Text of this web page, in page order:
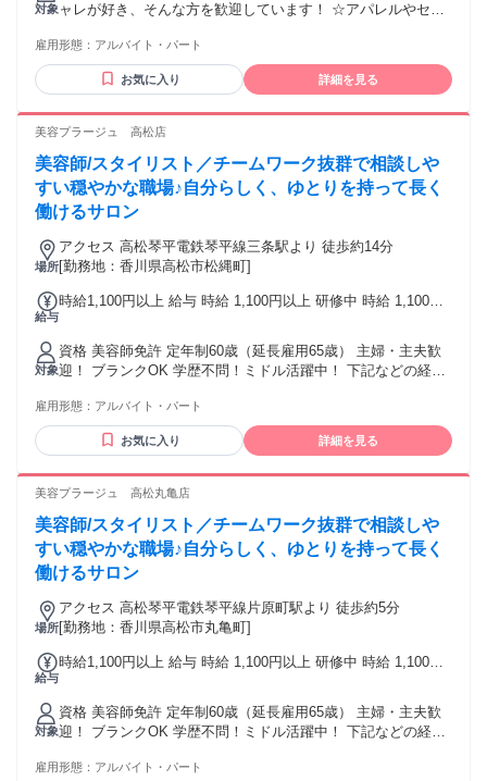
対象 ャレが好き、そんな方を歓迎しています！ ☆アパレルやセレ
迎！ ☆経験に応じ採用の優遇/時給考慮あります。 【こんな
方におすすめ！】 ★アパレルが好きな方 ★誰かを可愛く・か
っこよく変身させるのが好き！ ・・・そんなあなたにピッタ
働けます。
雇用形態： アルバイト・パート
お気に入り 詳細を見る
美容プラージュ 高松店
美容師/スタイリスト／チームワーク抜群で相談しや
すい穏やかな職場♪自分らしく、ゆとりを持って長く
働けるサロン
場所
アクセス 高松琴平電鉄琴平線三条駅より 徒歩約14分
[勤務地：香川県高松市松縄町]
給与
時給1,100円以上 給与 時給 1,100円以上 研修中 時給 1,100円
対象
資格 美容師免許 定年制60歳（延長雇用65歳） 主婦・主夫歓
迎！ ブランクOK 学歴不問！ミドル活躍中！ 下記などの経験
店・ヘアカラー専門店・美容サロンなどでの 理容師/美容師
スタイリスト、ヘアセット、ヘッドスパなどの経験
雇用形態： アルバイト・パート
お気に入り 詳細を見る
美容プラージュ 高松丸亀店
美容師/スタイリスト／チームワーク抜群で相談しや
すい穏やかな職場♪自分らしく、ゆとりを持って長く
働けるサロン
場所
アクセス 高松琴平電鉄琴平線片原町駅より 徒歩約5分
[勤務地：香川県高松市丸亀町]
給与
時給1,100円以上 給与 時給 1,100円以上 研修中 時給 1,100円
対象
資格 美容師免許 定年制60歳（延長雇用65歳） 主婦・主夫歓
迎！ ブランクOK 学歴不問！ミドル活躍中！ 下記などの経験
店・ヘアカラー専門店・美容サロンなどでの 理容師/美容師
雇用形態： アルバイト・パート